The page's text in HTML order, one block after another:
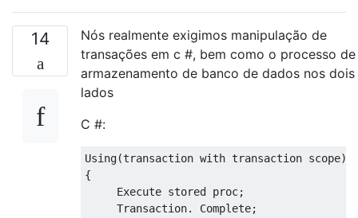
14
Nós realmente exigimos manipulação de
transações em c #, bem como o processo de
armazenamento de banco de dados nos dois
lados
C #:
Using(transaction with transaction scope)
{
Execute stored proc;
Transaction. Complete;